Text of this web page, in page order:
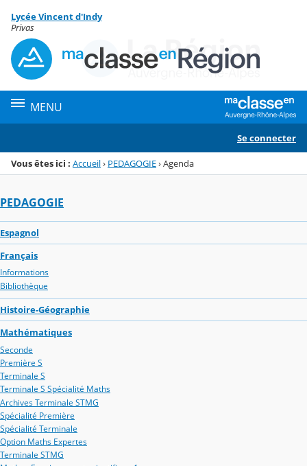
Menu de la rubrique
Contenu
Lycée Vincent d'Indy
Privas
MENU
Se connecter
Vous êtes ici : Accueil› PEDAGOGIE›Agenda
PEDAGOGIE
Espagnol
Français
Informations
Bibliothèque
Histoire-Géographie
Mathématiques
Seconde
Première S
Terminale S
Terminale S Spécialité Maths
Archives Terminale STMG
Spécialité Première
Spécialité Terminale
Option Maths Expertes
Terminale STMG